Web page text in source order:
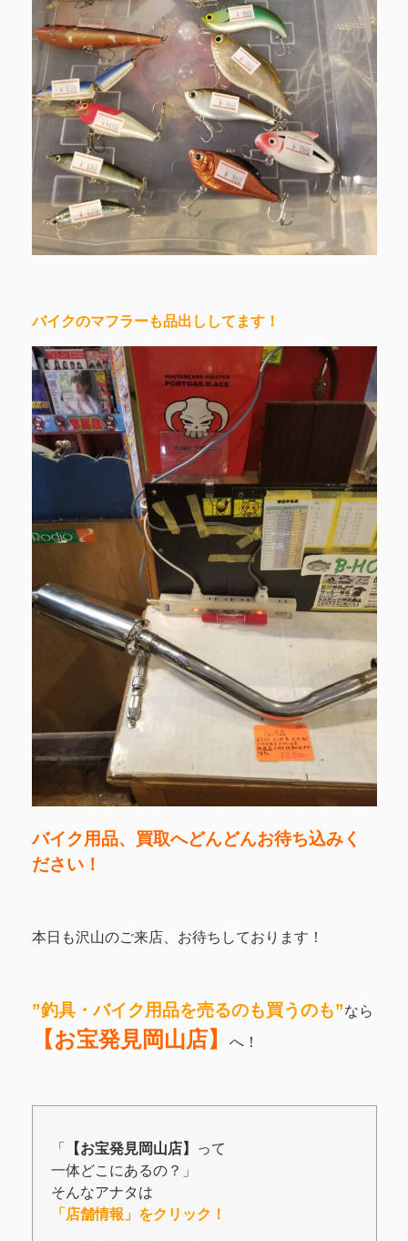
バイクのマフラーも品出ししてます！
バイク用品、買取へどんどんお待ち込みく
ださい！
本日も沢山のご来店、お待ちしております！
”釣具・バイク用品を売るのも買うのも”なら
【お宝発見岡山店】 へ！
「 【お宝発見岡山店】
って
一体どこにあるの？」
そんなアナタは
「店舗情報」をクリック！